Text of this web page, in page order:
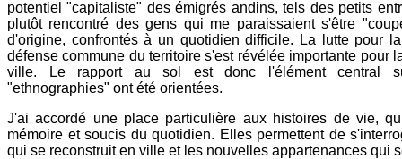
potentiel "capitaliste" des émigrés andins, tels des petits
plutôt rencontré des gens qui me paraissaient s'être
d'origine, confrontés à un quotidien difficile. La lutte pour
défense commune du territoire s'est révélée importante pour
ville. Le rapport au sol est donc l'élément central
"ethnographies" ont été orientées.
J'ai accordé une place particulière aux histoires de vie,
mémoire et soucis du quotidien. Elles permettent de
qui se reconstruit en ville et les nouvelles appartenances qui